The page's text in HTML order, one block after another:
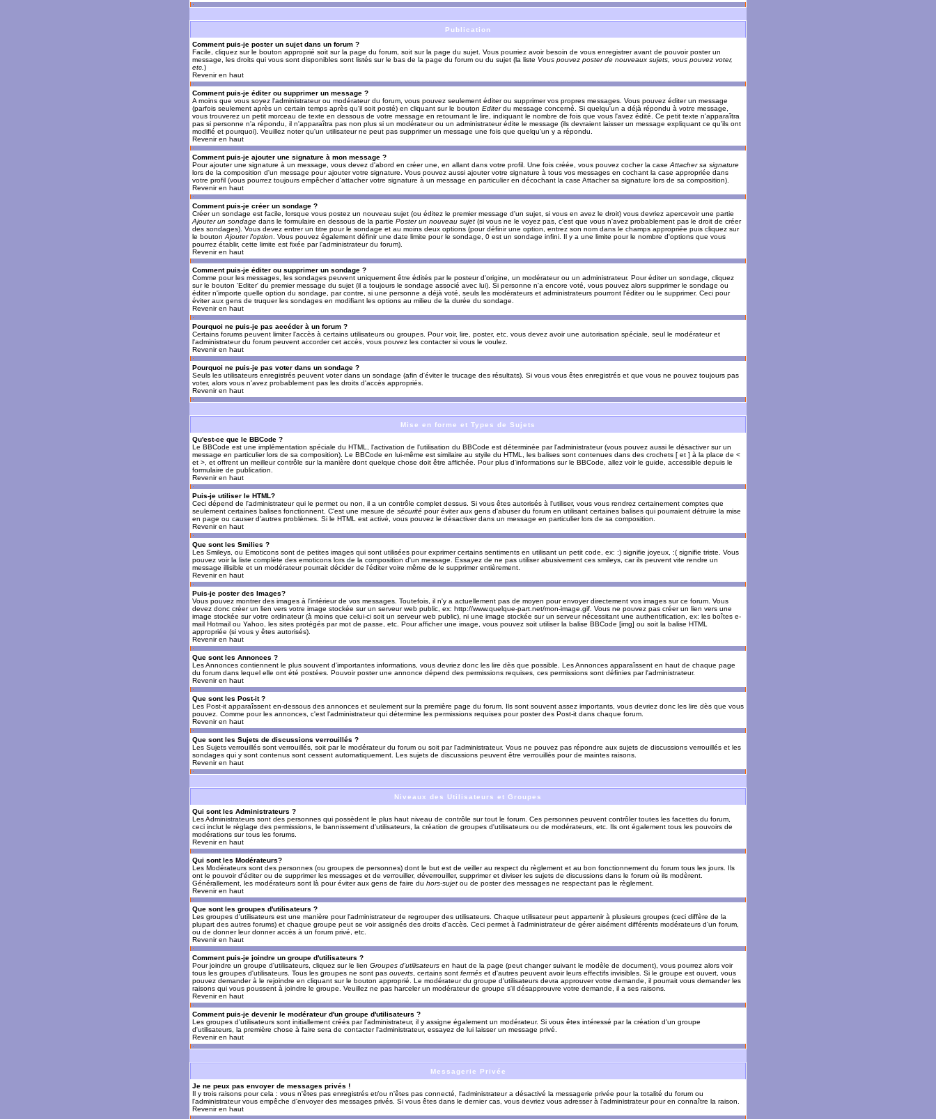
Publication
Comment puis-je poster un sujet dans un forum ?
Facile, cliquez sur le bouton approprié soit sur la page du forum, soit sur la page du sujet. Vous pourriez avoir besoin de vous enregistrer avant de pouvoir poster un
message, les droits qui vous sont disponibles sont listés sur le bas de la page du forum ou du sujet (la liste Vous pouvez poster de nouveaux sujets, vous pouvez voter,
etc. )
Revenir en haut
Comment puis-je éditer ou supprimer un message ?
A moins que vous soyez l'administrateur ou modérateur du forum, vous pouvez seulement éditer ou supprimer vos propres messages. Vous pouvez éditer un message
(parfois seulement après un certain temps après qu'il soit posté) en cliquant sur le bouton Editerdu message concerné. Si quelqu'un a déjà répondu à votre message,
vous trouverez un petit morceau de texte en dessous de votre message en retournant le lire, indiquant le nombre de fois que vous l'avez édité. Ce petit texte n'apparaîtra
pas si personne n'a répondu, il n'apparaîtra pas non plus si un modérateur ou un administrateur édite le message (ils devraient laisser un message expliquant ce qu'ils ont
modifié et pourquoi). Veuillez noter qu'un utilisateur ne peut pas supprimer un message une fois que quelqu'un y a répondu.
Revenir en haut
Comment puis-je ajouter une signature à mon message ?
Pour ajouter une signature à un message, vous devez d'abord en créer une, en allant dans votre profil. Une fois créée, vous pouvez cocher la case Attacher sa signature
lors de la composition d'un message pour ajouter votre signature. Vous pouvez aussi ajouter votre signature à tous vos messages en cochant la case appropriée dans
votre profil (vous pourrez toujours empêcher d'attacher votre signature à un message en particulier en décochant la case Attacher sa signature lors de sa composition).
Revenir en haut
Comment puis-je créer un sondage ?
Créer un sondage est facile, lorsque vous postez un nouveau sujet (ou éditez le premier message d'un sujet, si vous en avez le droit) vous devriez apercevoir une partie
Ajouter un sondage dans le formulaire en dessous de la partie Poster un nouveau sujet (si vous ne le voyez pas, c'est que vous n'avez probablement pas le droit de créer
des sondages). Vous devez entrer un titre pour le sondage et au moins deux options (pour définir une option, entrez son nom dans le champs appropriée puis cliquez sur
le bouton Ajouter l'option . Vous pouvez également définir une date limite pour le sondage, 0 est un sondage infini. Il y a une limite pour le nombre d'options que vous
pourrez établir, cette limite est fixée par l'administrateur du forum).
Revenir en haut
Comment puis-je éditer ou supprimer un sondage ?
Comme pour les messages, les sondages peuvent uniquement être édités par le posteur d'origine, un modérateur ou un administrateur. Pour éditer un sondage, cliquez
sur le bouton 'Editer' du premier message du sujet (il a toujours le sondage associé avec lui). Si personne n'a encore voté, vous pouvez alors supprimer le sondage ou
éditer n'importe quelle option du sondage, par contre, si une personne a déjà voté, seuls les modérateurs et administrateurs pourront l'éditer ou le supprimer. Ceci pour
éviter aux gens de truquer les sondages en modifiant les options au milieu de la durée du sondage.
Revenir en haut
Pourquoi ne puis-je pas accéder à un forum ?
Certains forums peuvent limiter l'accès à certains utilisateurs ou groupes. Pour voir, lire, poster, etc. vous devez avoir une autorisation spéciale, seul le modérateur et
l'administrateur du forum peuvent accorder cet accès, vous pouvez les contacter si vous le voulez.
Revenir en haut
Pourquoi ne puis-je pas voter dans un sondage ?
Seuls les utilisateurs enregistrés peuvent voter dans un sondage (afin d'éviter le trucage des résultats). Si vous vous êtes enregistrés et que vous ne pouvez toujours pas
voter, alors vous n'avez probablement pas les droits d'accès appropriés.
Revenir en haut
Mise en forme et Types de Sujets
Qu'est-ce que le BBCode ?
Le BBCode est une implémentation spéciale du HTML, l'activation de l'utilisation du BBCode est déterminée par l'administrateur (vous pouvez aussi le désactiver sur un
message en particulier lors de sa composition). Le BBCode en lui-même est similaire au styile du HTML, les balises sont contenues dans des crochets [ et ] à la place de <
et >, et offrent un meilleur contrôle sur la manière dont quelque chose doit être affichée. Pour plus d'informations sur le BBCode, allez voir le guide, accessible depuis le
formulaire de publication.
Revenir en haut
Puis-je utiliser le HTML?
Ceci dépend de l'administrateur qui le permet ou non, il a un contrôle complet dessus. Si vous êtes autorisés à l'utiliser, vous vous rendrez certainement comptes que
seulement certaines balises fonctionnent. C'est une mesure de sécurité pour éviter aux gens d'abuser du forum en utilisant certaines balises qui pourraient détruire la mise
en page ou causer d'autres problèmes. Si le HTML est activé, vous pouvez le désactiver dans un message en particulier lors de sa composition.
Revenir en haut
Que sont les Smilies ?
Les Smileys, ou Emoticons sont de petites images qui sont utilisées pour exprimer certains sentiments en utilisant un petit code, ex: :) signifie joyeux, :( signifie triste. Vous
pouvez voir la liste complète des emoticons lors de la composition d'un message. Essayez de ne pas utiliser abusivement ces smileys, car ils peuvent vite rendre un
message illisible et un modérateur pourrait décider de l'éditer voire même de le supprimer entièrement.
Revenir en haut
Puis-je poster des Images?
Vous pouvez montrer des images à l'intérieur de vos messages. Toutefois, il n'y a actuellement pas de moyen pour envoyer directement vos images sur ce forum. Vous
devez donc créer un lien vers votre image stockée sur un serveur web public, ex: http://www.quelque-part.net/mon-image.gif. Vous ne pouvez pas créer un lien vers une
image stockée sur votre ordinateur (à moins que celui-ci soit un serveur web public), ni une image stockée sur un serveur nécessitant une authentification, ex: les boîtes e-
mail Hotmail ou Yahoo, les sites protégés par mot de passe, etc. Pour afficher une image, vous pouvez soit utiliser la balise BBCode [img] ou soit la balise HTML
appropriée (si vous y êtes autorisés).
Revenir en haut
Que sont les Annonces ?
Les Annonces contiennent le plus souvent d'importantes informations, vous devriez donc les lire dès que possible. Les Annonces apparaîssent en haut de chaque page
du forum dans lequel elle ont été postées. Pouvoir poster une annonce dépend des permissions requises, ces permissions sont définies par l'administrateur.
Revenir en haut
Que sont les Post-it ?
Les Post-it apparaîssent en-dessous des annonces et seulement sur la première page du forum. Ils sont souvent assez importants, vous devriez donc les lire dès que vous
pouvez. Comme pour les annonces, c'est l'administrateur qui détermine les permissions requises pour poster des Post-it dans chaque forum.
Revenir en haut
Que sont les Sujets de discussions verrouillés ?
Les Sujets verrouillés sont verrouillés, soit par le modérateur du forum ou soit par l'administrateur. Vous ne pouvez pas répondre aux sujets de discussions verrouillés et les
sondages qui y sont contenus sont cessent automatiquement. Les sujets de discussions peuvent être verrouillés pour de maintes raisons.
Revenir en haut
Niveaux des Utilisateurs et Groupes
Qui sont les Administrateurs ?
Les Administrateurs sont des personnes qui possèdent le plus haut niveau de contrôle sur tout le forum. Ces personnes peuvent contrôler toutes les facettes du forum,
ceci inclut le réglage des permissions, le bannissement d'utilisateurs, la création de groupes d'utilisateurs ou de modérateurs, etc. Ils ont également tous les pouvoirs de
modérations sur tous les forums.
Revenir en haut
Qui sont les Modérateurs?
Les Modérateurs sont des personnes (ou groupes de personnes) dont le but est de veiller au respect du règlement et au bon fonctionnement du forum tous les jours. Ils
ont le pouvoir d'éditer ou de supprimer les messages et de verrouiller, déverrouiller, supprimer et diviser les sujets de discussions dans le forum où ils modèrent.
Générallement, les modérateurs sont là pour éviter aux gens de faire du hors-sujet ou de poster des messages ne respectant pas le règlement.
Revenir en haut
Que sont les groupes d'utilisateurs ?
Les groupes d'utilisateurs est une manière pour l'administrateur de regrouper des utilisateurs. Chaque utilisateur peut appartenir à plusieurs groupes (ceci diffère de la
plupart des autres forums) et chaque groupe peut se voir assignés des droits d'accès. Ceci permet à l'administrateur de gérer aisément différents modérateurs d'un forum,
ou de donner leur donner accès à un forum privé, etc.
Revenir en haut
Comment puis-je joindre un groupe d'utilisateurs ?
Pour joindre un groupe d'utilisateurs, cliquez sur le lien Groupes d'utilisateurs en haut de la page (peut changer suivant le modèle de document), vous pourrez alors voir
tous les groupes d'utilisateurs. Tous les groupes ne sont pas ouverts , certains sont fermés et d'autres peuvent avoir leurs effectifs invisibles. Si le groupe est ouvert, vous
pouvez demander à le rejoindre en cliquant sur le bouton approprié. Le modérateur du groupe d'utilisateurs devra approuver votre demande, il pourrait vous demander les
raisons qui vous poussent à joindre le groupe. Veuillez ne pas harceler un modérateur de groupe s'il désapprouvre votre demande, il a ses raisons.
Revenir en haut
Comment puis-je devenir le modérateur d'un groupe d'utilisateurs ?
Les groupes d'utilisateurs sont initiallement créés par l'administrateur, il y assigne également un modérateur. Si vous êtes intéressé par la création d'un groupe
d'utilisateurs, la première chose à faire sera de contacter l'administrateur, essayez de lui laisser un message privé.
Revenir en haut
Messagerie Privée
Je ne peux pas envoyer de messages privés !
Il y trois raisons pour cela : vous n'êtes pas enregistrés et/ou n'êtes pas connecté, l'administrateur a désactivé la messagerie privée pour la totalité du forum ou
l'administrateur vous empêche d'envoyer des messages privés. Si vous êtes dans le dernier cas, vous devriez vous adresser à l'administrateur pour en connaître la raison.
Revenir en haut